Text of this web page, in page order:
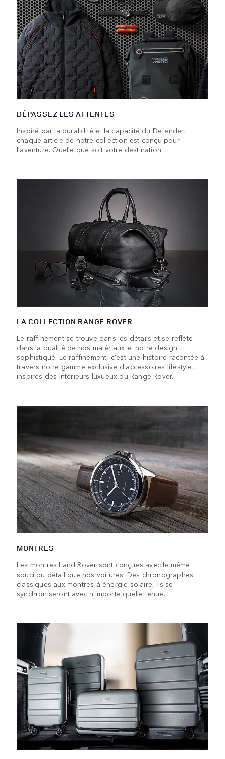
DÉPASSEZ LES ATTENTES
Inspiré par la durabilité et la capacité du Defender,
chaque article de notre collection est conçu pour
l'aventure. Quelle que soit votre destination.
LA COLLECTION RANGE ROVER
Le raffinement se trouve dans les détails et se reflète
dans la qualité de nos matériaux et notre design
sophistiqué. Le raffinement, c'est une histoire racontée à
travers notre gamme exclusive d'accessoires lifestyle,
inspirés des intérieurs luxueux du Range Rover.
MONTRES
Les montres Land Rover sont conçues avec le même
souci du détail que nos voitures. Des chronographes
classiques aux montres à énergie solaire, ils se
synchroniseront avec n'importe quelle tenue.